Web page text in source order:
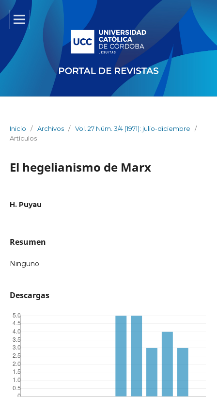
Inicio / Archivos / Vol. 27 Núm. 3/4 (1971): julio-diciembre
/
Artículos
El hegelianismo de Marx
H. Puyau
Resumen
Ninguno
Descargas